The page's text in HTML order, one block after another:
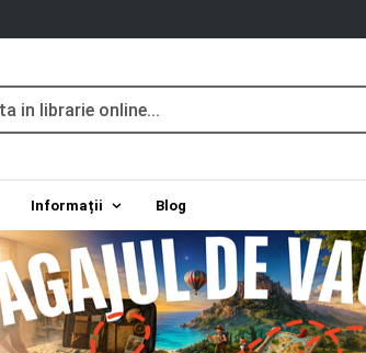
Informații Blog